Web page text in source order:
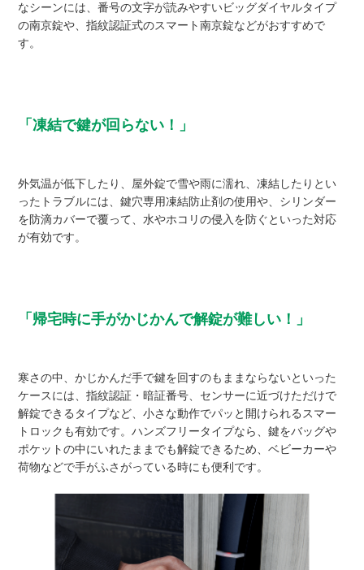
なシーンには、番号の文字が読みやすいビッグダイヤルタイプ
の南京錠や、指紋認証式のスマート南京錠などがおすすめで
す。
「凍結で鍵が回らない！」
外気温が低下したり、屋外錠で雪や雨に濡れ、凍結したりとい
ったトラブルには、鍵穴専用凍結防止剤の使用や、シリンダー
を防滴カバーで覆って、水やホコリの侵入を防ぐといった対応
が有効です。
「帰宅時に手がかじかんで解錠が難しい！」
寒さの中、かじかんだ手で鍵を回すのもままならないといった
ケースには、指紋認証・暗証番号、センサーに近づけただけで
解錠できるタイプなど、小さな動作でパッと開けられるスマー
トロックも有効です。ハンズフリータイプなら、鍵をバッグや
ポケットの中にいれたままでも解錠できるため、ベビーカーや
荷物などで手がふさがっている時にも便利です。